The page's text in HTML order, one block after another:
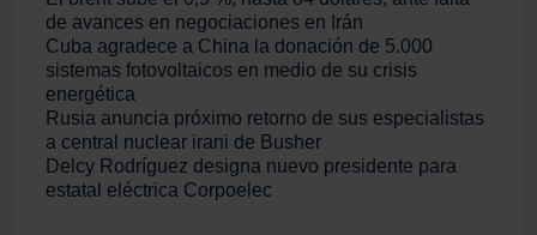
de cookies.
Las cookies de este sitio web se usan para personalizar
el contenido y los anuncios, ofrecer funciones de redes
sociales y analizar el tráfico. Además, compartimos
información sobre el uso que haga del sitio web con
nuestros partners de redes sociales, publicidad y análisis
de avances en negociaciones en Irán
Cuba agradece a China la donación de 5.000
sistemas fotovoltaicos en medio de su crisis
energética
Rusia anuncia próximo retorno de sus especialistas
a central nuclear irani de Busher
Delcy Rodríguez designa nuevo presidente para
estatal eléctrica Corpoelec